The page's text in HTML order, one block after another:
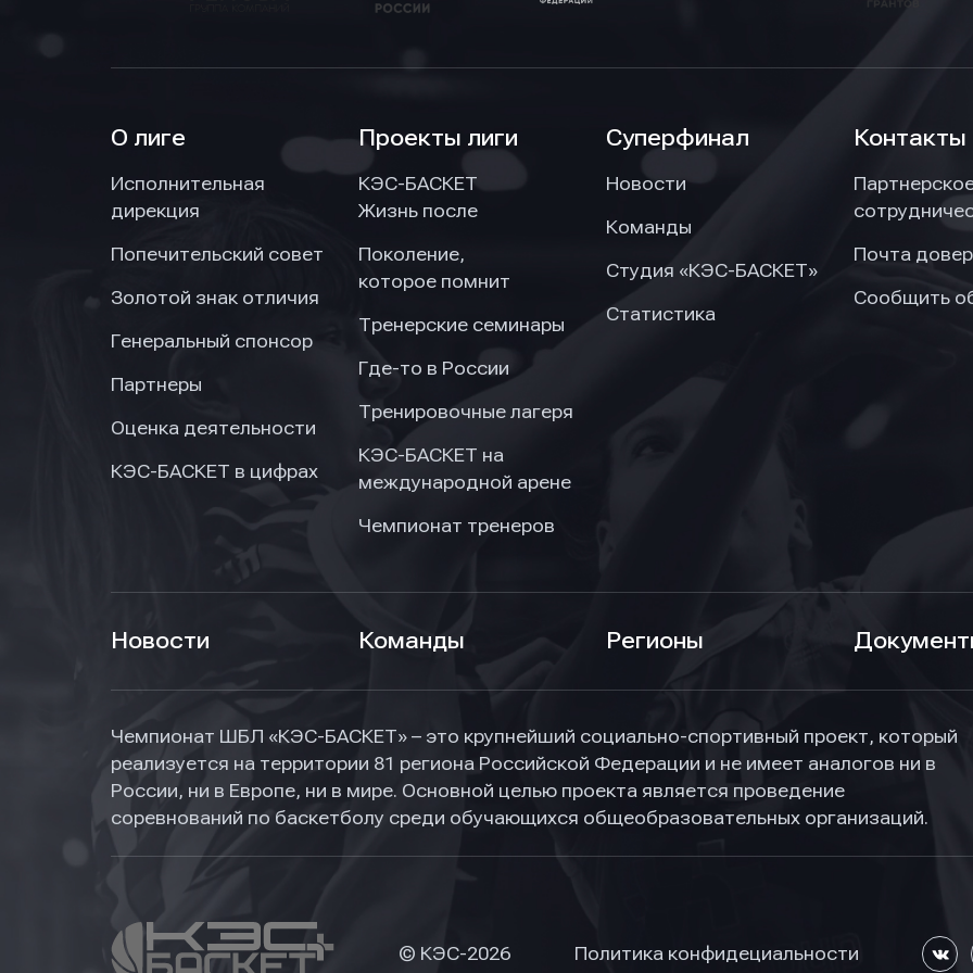
О лиге
Исполнительная
дирекция
Попечительский совет
Золотой знак отличия
Генеральный спонсор
Партнеры
Оценка деятельности
КЭС-БАСКЕТ в цифрах
Проекты лиги
КЭС-БАСКЕТ
Жизнь после
Поколение,
которое помнит
Тренерские семинары
Где-то в России
Тренировочные лагеря
КЭС-БАСКЕТ на
международной арене
Чемпионат тренеров
Суперфинал
Новости
Команды
Студия «КЭС-БАСКЕТ»
Статистика
Контакты
Почта
Сообщить
Новости Команды Регионы
Чемпионат ШБЛ «КЭС-БАСКЕТ» – это крупнейший социально-спортивный проект, который
реализуется на территории 81 региона Российской Федерации и не имеет аналогов ни в
России, ни в Европе, ни в мире. Основной целью проекта является проведение
соревнований по баскетболу среди обучающихся общеобразовательных организаций.
© КЭС-2026 Политика конфидециальности